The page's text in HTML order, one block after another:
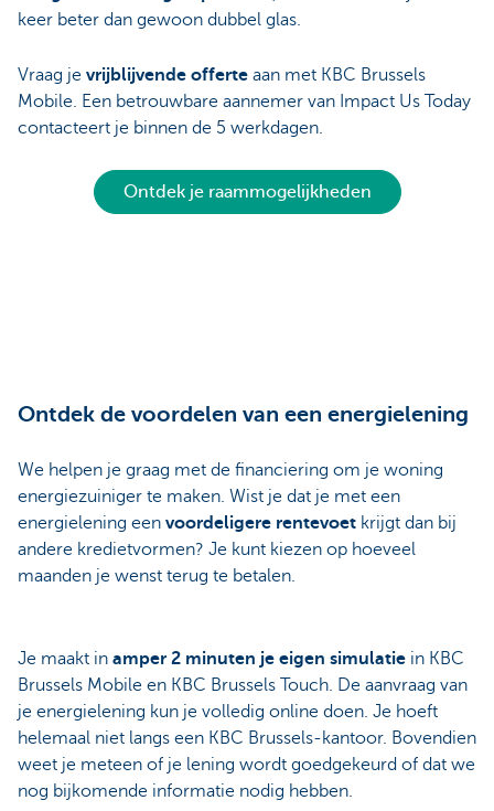
keer beter dan gewoon dubbel glas.
Vraag je vrijblijvende offerte aan met KBC Brussels
Mobile. Een betrouwbare aannemer van Impact Us Today
contacteert je binnen de 5 werkdagen.
Ontdek je raammogelijkheden
Ontdek de voordelen van een energielening
We helpen je graag met de financiering om je woning
energiezuiniger te maken. Wist je dat je met een
energielening een voordeligere rentevoet krijgt dan bij
andere kredietvormen? Je kunt kiezen op hoeveel
maanden je wenst terug te betalen.
Je maakt in amper 2 minuten je eigen simulatie in KBC
Brussels Mobile en KBC Brussels Touch. De aanvraag van
je energielening kun je volledig online doen. Je hoeft
helemaal niet langs een KBC Brussels-kantoor. Bovendien
weet je meteen of je lening wordt goedgekeurd of dat we
nog bijkomende informatie nodig hebben.